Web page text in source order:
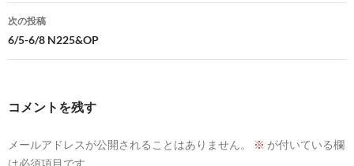
ナ
ビ
ョ
次の投稿
6/5-6/8 N225&OP
コメントを残す
メールアドレスが公開されることはありません。 ※ が付いている欄